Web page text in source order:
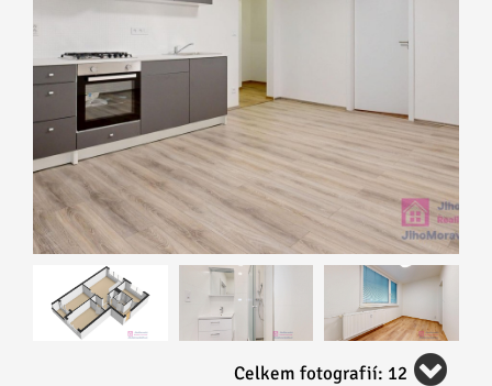
Celkem fotografií: 12